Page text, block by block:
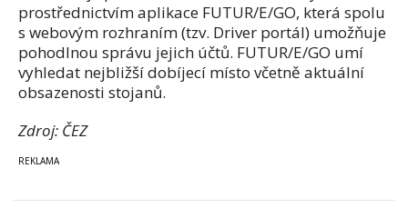
prostřednictvím aplikace FUTUR/E/GO, která spolu
s webovým rozhraním (tzv. Driver portál) umožňuje
pohodlnou správu jejich účtů. FUTUR/E/GO umí
vyhledat nejbližší dobíjecí místo včetně aktuální
obsazenosti stojanů.
Zdroj: ČEZ